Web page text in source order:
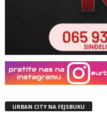
URBAN CITY NA FEJSBUKU